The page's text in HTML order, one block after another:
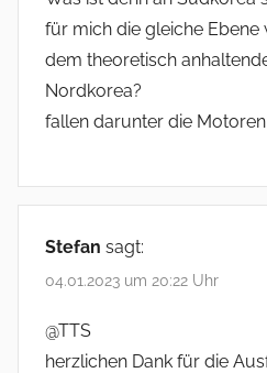
für mich die gleiche Ebene
dem theoretisch
Nordkorea?
fallen darunter die
Stefan sagt:
04.01.2023 um 20:22 Uhr
@TTS
herzlichen Dank für die